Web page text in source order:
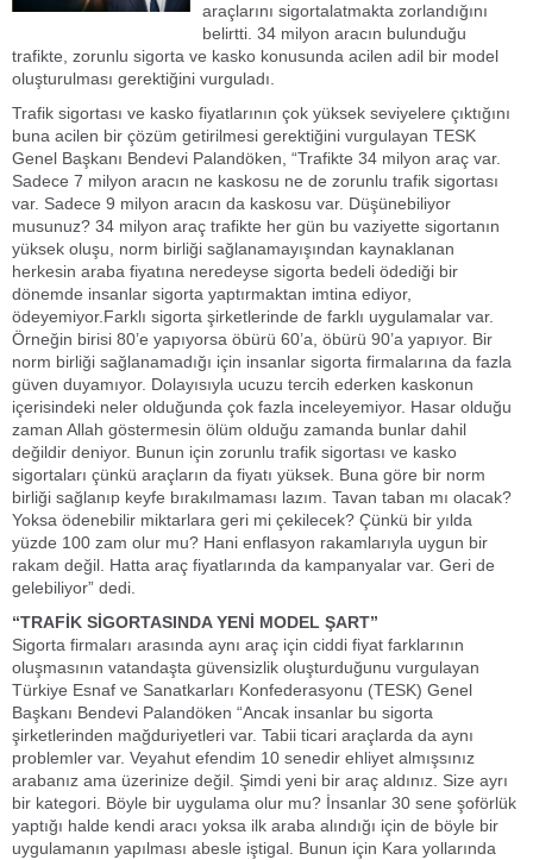
araçlarını sigortalatmakta zorlandığını
belirtti. 34 milyon aracın bulunduğu
trafikte, zorunlu sigorta ve kasko konusunda acilen adil bir model
oluşturulması gerektiğini vurguladı.
Trafik sigortası ve kasko fiyatlarının çok yüksek seviyelere çıktığını
buna acilen bir çözüm getirilmesi gerektiğini vurgulayan TESK
Genel Başkanı Bendevi Palandöken, “Trafikte 34 milyon araç var.
Sadece 7 milyon aracın ne kaskosu ne de zorunlu trafik sigortası
var. Sadece 9 milyon aracın da kaskosu var. Düşünebiliyor
musunuz? 34 milyon araç trafikte her gün bu vaziyette sigortanın
yüksek oluşu, norm birliği sağlanamayışından kaynaklanan
herkesin araba fiyatına neredeyse sigorta bedeli ödediği bir
dönemde insanlar sigorta yaptırmaktan imtina ediyor,
ödeyemiyor.Farklı sigorta şirketlerinde de farklı uygulamalar var.
Örneğin birisi 80’e yapıyorsa öbürü 60’a, öbürü 90’a yapıyor. Bir
norm birliği sağlanamadığı için insanlar sigorta firmalarına da fazla
güven duyamıyor. Dolayısıyla ucuzu tercih ederken kaskonun
içerisindeki neler olduğunda çok fazla inceleyemiyor. Hasar olduğu
zaman Allah göstermesin ölüm olduğu zamanda bunlar dahil
değildir deniyor. Bunun için zorunlu trafik sigortası ve kasko
sigortaları çünkü araçların da fiyatı yüksek. Buna göre bir norm
birliği sağlanıp keyfe bırakılmaması lazım. Tavan taban mı olacak?
Yoksa ödenebilir miktarlara geri mi çekilecek? Çünkü bir yılda
yüzde 100 zam olur mu? Hani enflasyon rakamlarıyla uygun bir
rakam değil. Hatta araç fiyatlarında da kampanyalar var. Geri de
gelebiliyor” dedi.
“TRAFİK SİGORTASINDA YENİ MODEL ŞART”
Sigorta firmaları arasında aynı araç için ciddi fiyat farklarının
oluşmasının vatandaşta güvensizlik oluşturduğunu vurgulayan
Türkiye Esnaf ve Sanatkarları Konfederasyonu (TESK) Genel
Başkanı Bendevi Palandöken “Ancak insanlar bu sigorta
şirketlerinden mağduriyetleri var. Tabii ticari araçlarda da aynı
problemler var. Veyahut efendim 10 senedir ehliyet almışsınız
arabanız ama üzerinize değil. Şimdi yeni bir araç aldınız. Size ayrı
bir kategori. Böyle bir uygulama olur mu? İnsanlar 30 sene şoförlük
yaptığı halde kendi aracı yoksa ilk araba alındığı için de böyle bir
uygulamanın yapılması abesle iştigal. Bunun için Kara yollarında